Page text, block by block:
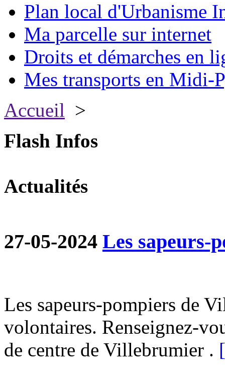
Plan local d'Urbanisme
Ma parcelle sur internet
Droits et démarches en
Mes transports en Midi-
Accueil >
Flash Infos
Actualités
27-05-2024 Les sapeurs-
Les sapeurs-pompiers de
volontaires. Renseignez-
de centre de Villebrumier .